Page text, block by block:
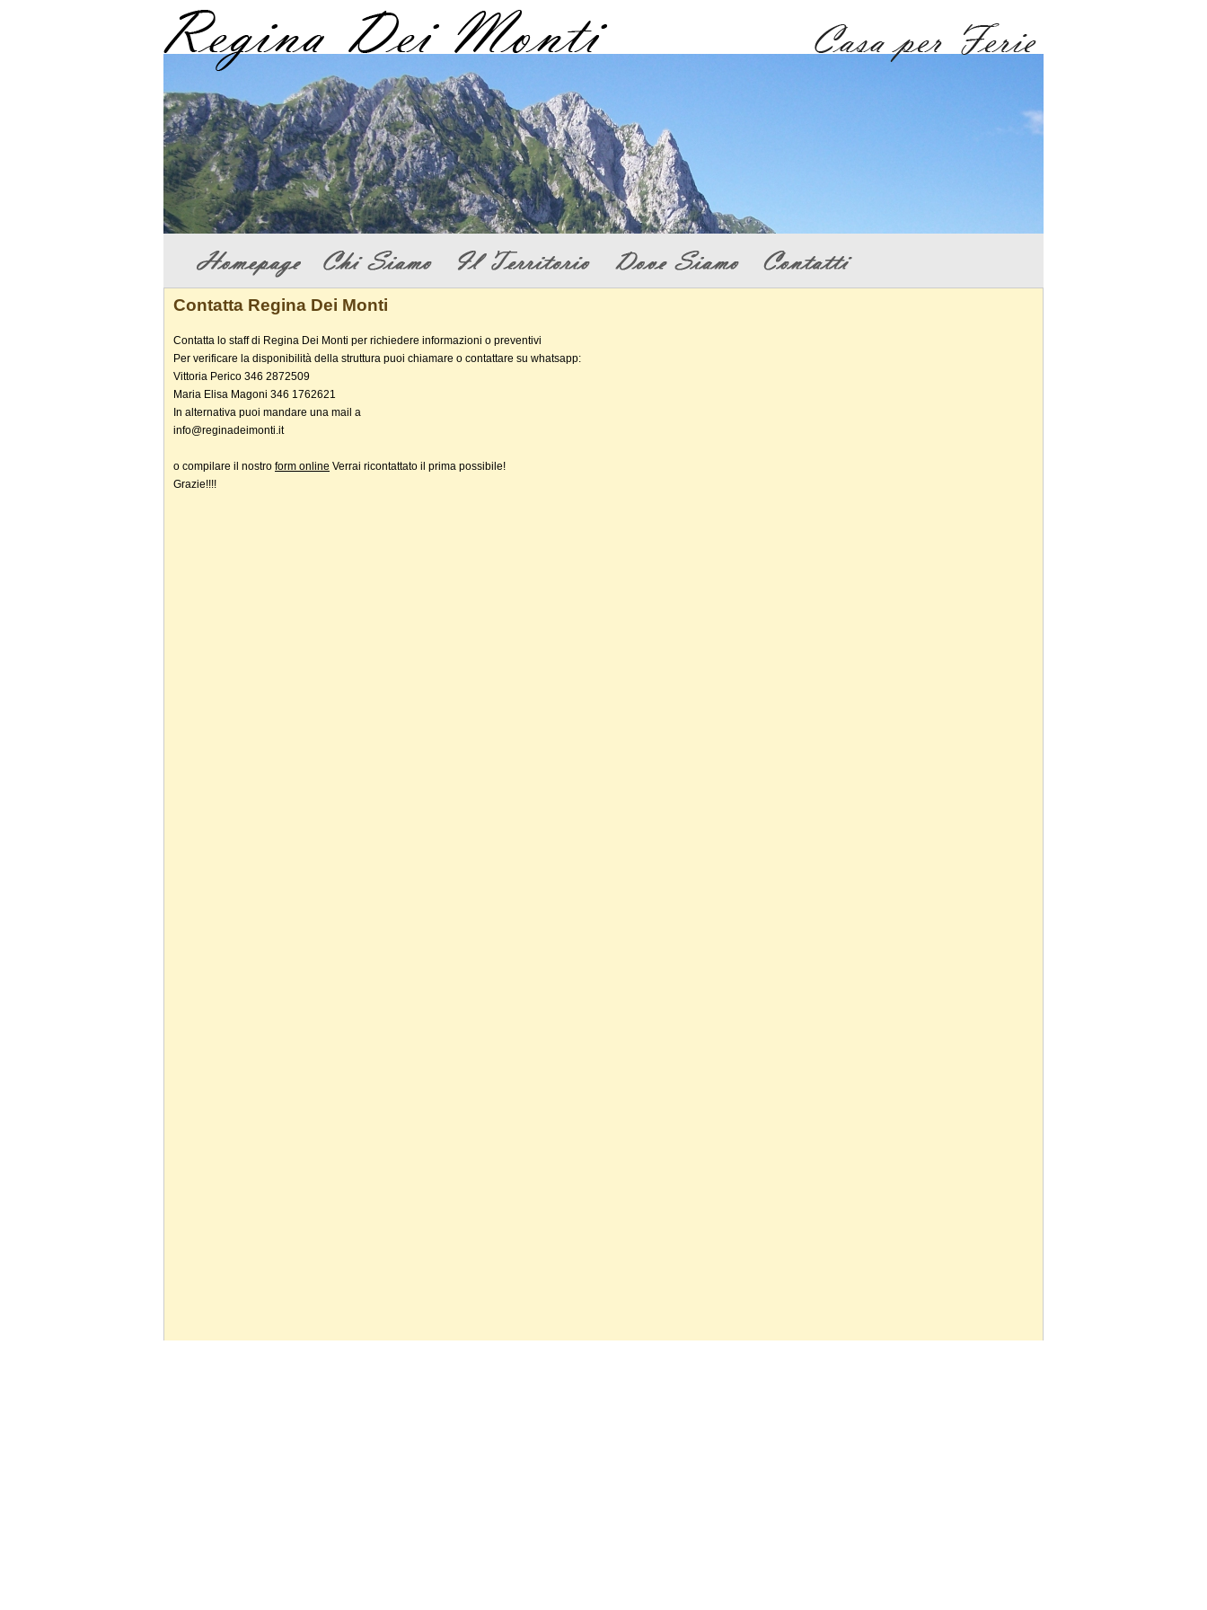
Contatta Regina Dei Monti
Contatta lo staff di Regina Dei Monti per richiedere informazioni o preventivi
Per verificare la disponibilità della struttura puoi chiamare o contattare su whatsapp:
Vittoria Perico 346 2872509
Maria Elisa Magoni 346 1762621
In alternativa puoi mandare una mail a
info@reginadeimonti.it
o compilare il nostro form online Verrai ricontattato il prima possibile!
Grazie!!!!